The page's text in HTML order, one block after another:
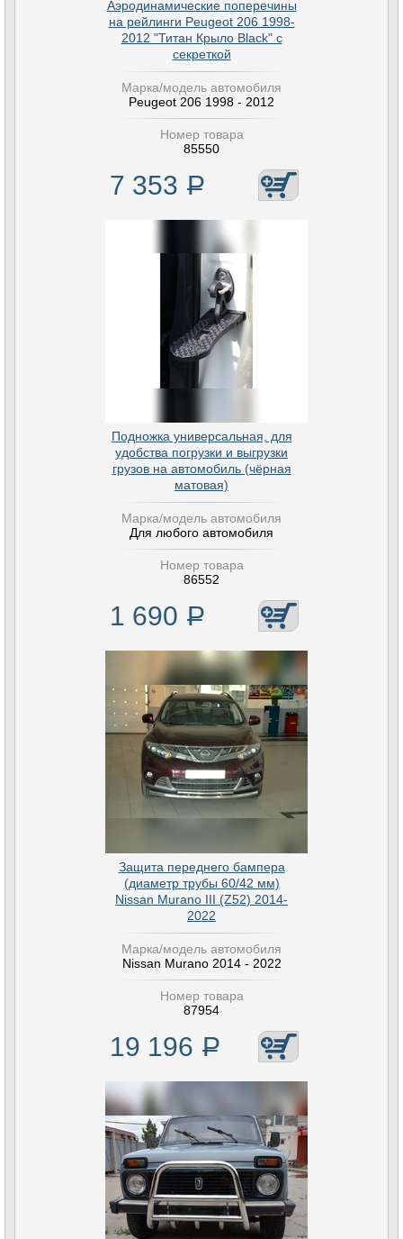
Аэродинамические поперечины
на рейлинги Peugeot 206 1998-
2012 "Титан Крыло Black" с
секреткой
Марка/модель автомобиля
Peugeot 206 1998 - 2012
Номер товара
85550
7 353 Р
Подножка универсальная, для
удобства погрузки и выгрузки
грузов на автомобиль (чёрная
матовая)
Марка/модель автомобиля
Для любого автомобиля
Номер товара
86552
1 690 Р
Защита переднего бампера
(диаметр трубы 60/42 мм)
Nissan Murano III (Z52) 2014-
2022
Марка/модель автомобиля
Nissan Murano 2014 - 2022
Номер товара
87954
19 196 Р